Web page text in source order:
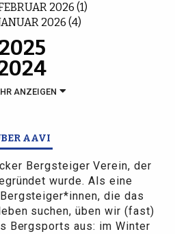
2026 (1)
2026 (4)
2025
ANZEIGEN
AAVI
Bergsteiger Verein, der
wurde. Als eine
die das
suchen, üben wir (fast)
Bergsports aus: im Winter